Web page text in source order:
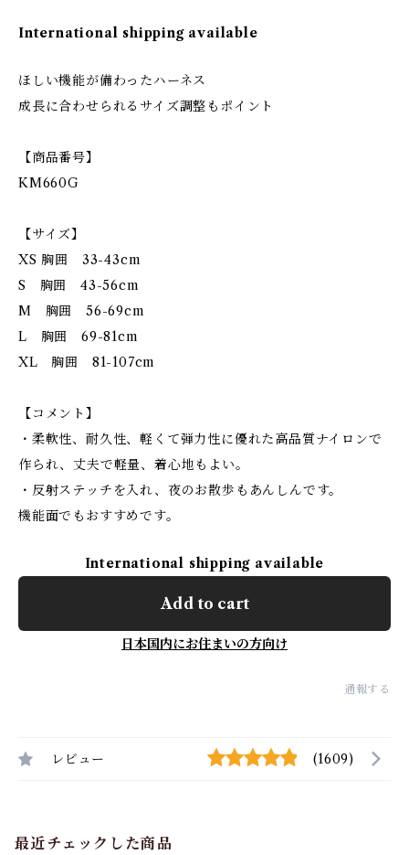
International shipping available
ほしい機能が備わったハーネス
成長に合わせられるサイズ調整もポイント
【商品番号】
KM660G
【サイズ】
XS 胸囲 33-43cm
S 胸囲 43-56cm
M 胸囲 56-69cm
L 胸囲 69-81cm
XL 胸囲 81-107cm
【コメント】
・柔軟性、耐久性、軽くて弾力性に優れた高品質ナイロンで
作られ、丈夫で軽量、着心地もよい。
・反射ステッチを入れ、夜のお散歩もあんしんです。
機能面でもおすすめです。
International shipping available
Add to cart
日本国内にお住まいの方向け
通報する
レビュー (1609)
最近チェックした商品